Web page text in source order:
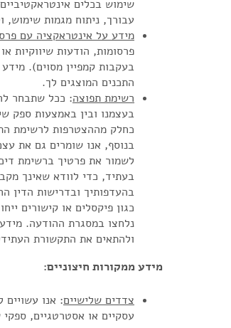
שימוש בכלים
עבורך, ניתוח מגמות שימוש,
מידע על אינטראקציה עם
פרסומות, הודעות שיווקיות
בעקבות קמפיין מסוים).
התכנים המוצגים לך.
רשימת תפוצה
בעצמנו ובין באמצעות ספק
כחלק מההצטרפות לרשימת
בנוסף, אנו שומרים גם את
בעתיד, כדי לוודא שאינך
בהעדפותיך ובדרישות הדין
כגון פיקסלים או קישורים
נלחצו במסגרת ההודעה.
ולהתאים את התקשורת
מידע ממקורות חיצוניים:
צדדים שלישיים: אנו